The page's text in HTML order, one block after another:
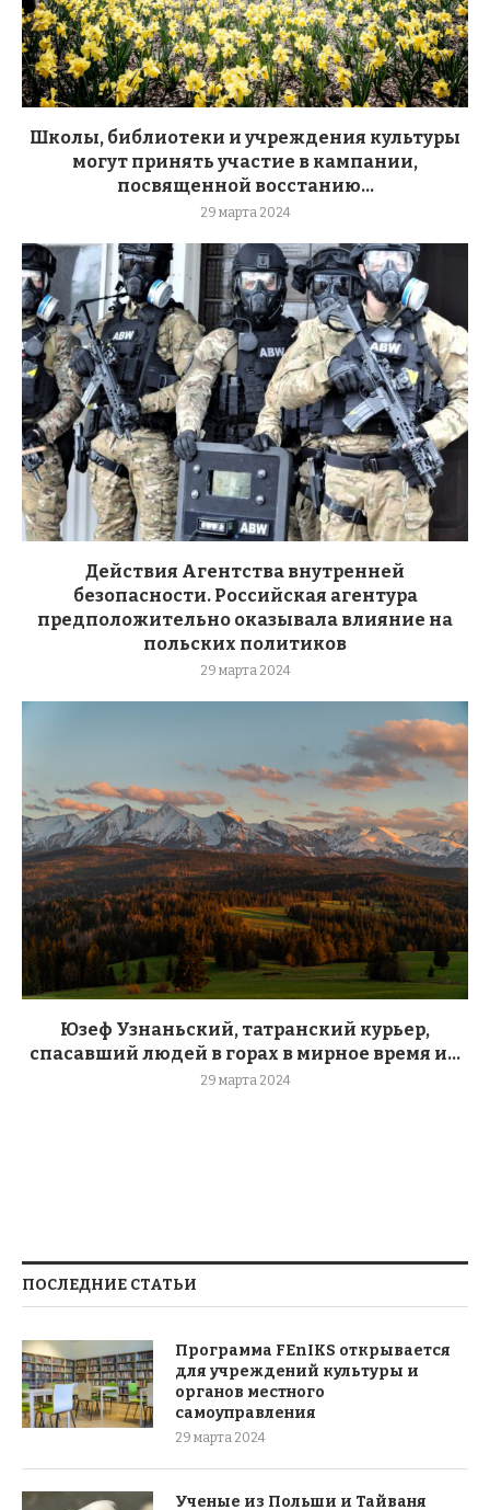
Школы, библиотеки и учреждения культуры
могут принять участие в кампании,
посвященной восстанию...
29 марта 2024
Действия Агентства внутренней
безопасности. Российская агентура
предположительно оказывала влияние на
польских политиков
29 марта 2024
Юзеф Узнаньский, татранский курьер,
спасавший людей в горах в мирное время и...
29 марта 2024
ПОСЛЕДНИЕ СТАТЬИ
Программа FEnIKS открывается
для учреждений культуры и
органов местного
самоуправления
29 марта 2024
Ученые из Польши и Тайваня